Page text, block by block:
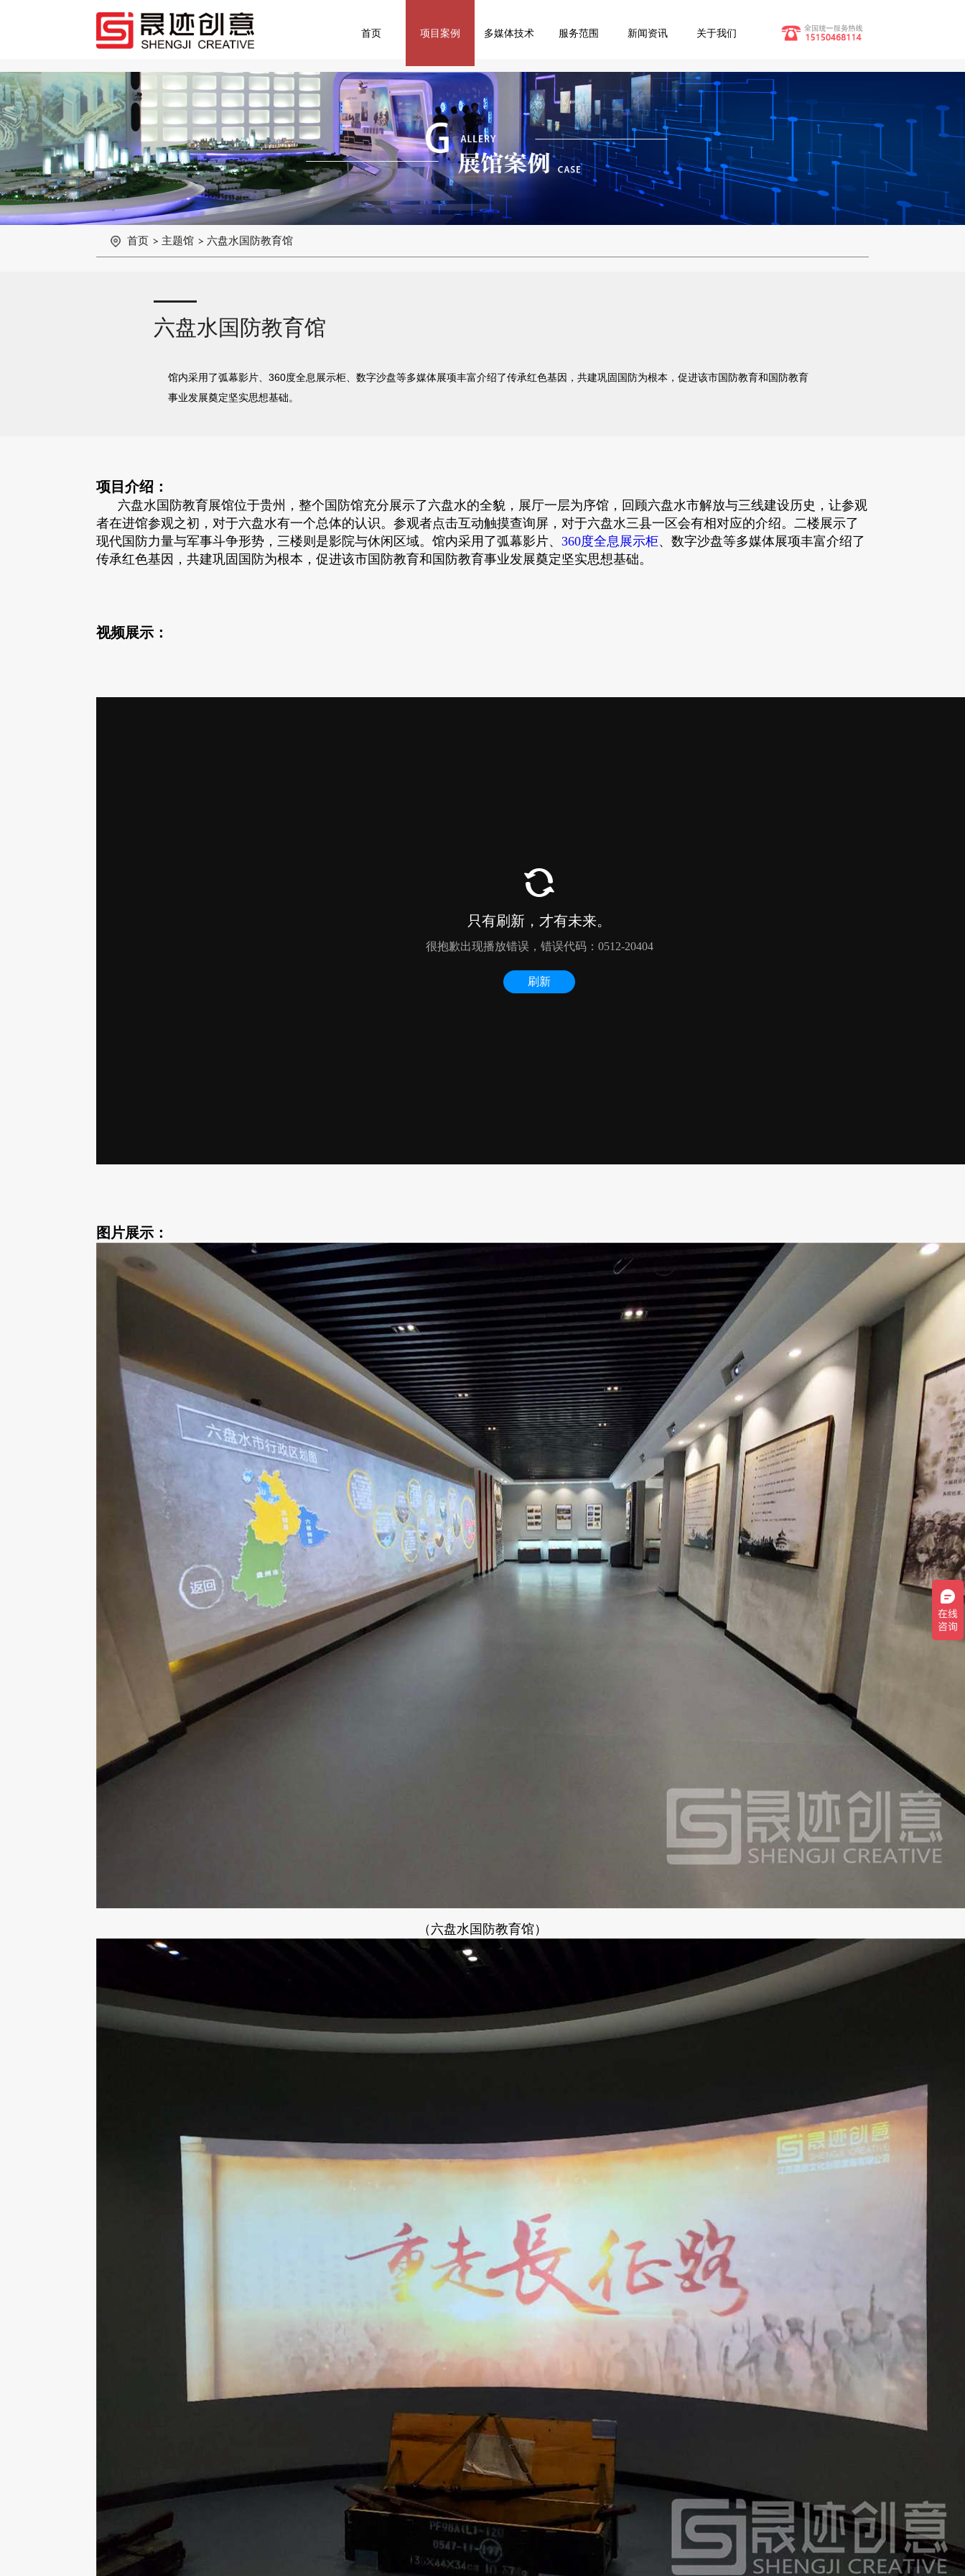
首页 项目案例 多媒体技术 服务范围 新闻资讯 关于我们
首页 主题馆 六盘水国防教育馆
六盘水国防教育馆
馆内采用了弧幕影片、360度全息展示柜、数字沙盘等多媒体展项丰富介绍了传承红色基因，共建巩固国防为根本，促进该市国防教育和国防教育
事业发展奠定坚实思想基础。
项目介绍：
六盘水国防教育展馆位于贵州，整个国防馆充分展示了六盘水的全貌，展厅一层为序馆，回顾六盘水市解放与三线建设历史，让参观
者在进馆参观之初，对于六盘水有一个总体的认识。参观者点击互动触摸查询屏，对于六盘水三县一区会有相对应的介绍。二楼展示了
现代国防力量与军事斗争形势，三楼则是影院与休闲区域。馆内采用了弧幕影片、360度全息展示柜、数字沙盘等多媒体展项丰富介绍了
传承红色基因，共建巩固国防为根本，促进该市国防教育和国防教育事业发展奠定坚实思想基础。
视频展示：
图片展示：
（六盘水国防教育馆）